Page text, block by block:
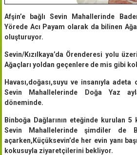
Afşin’e bağlı Sevin Mahallerinde
Yörede Acı Payam olarak da bilinen
oluşturuyor.
Sevin/Kızılkaya’da Örenderesi yolu
Ağaçları yoldan geçenlere de mis gibi
Havası,doğası,suyu ve insanıyla
Sevin Mahallelerinde Doğa Yaz
döneminde.
Binboğa Dağlarının eteğinde kurulan
Sevin Mahallelerinde şimdiler de
açarken,Küçüksevin’de her evin yanı
kokusuyla ziyaretçilerini bekliyor.